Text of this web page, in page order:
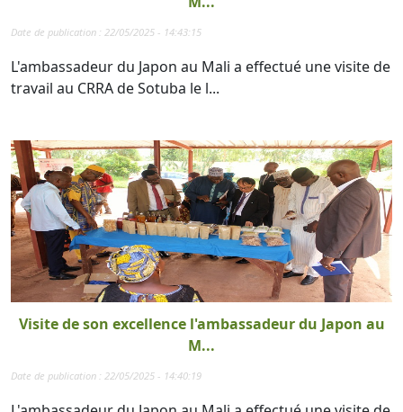
Date de publication : 22/05/2025 - 14:43:15
L'ambassadeur du Japon au Mali a effectué une visite de
travail au CRRA de Sotuba le l...
Visite de son excellence l'ambassadeur du Japon au
M...
Date de publication : 22/05/2025 - 14:40:19